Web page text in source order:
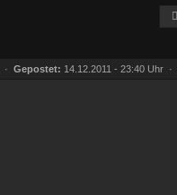
· Gepostet: 14.12.2011 - 23:40 Uhr ·